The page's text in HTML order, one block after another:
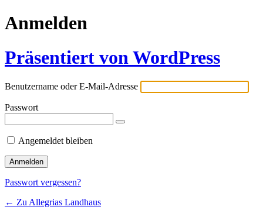
Anmelden
Präsentiert von WordPress
Benutzername oder E-Mail-Adresse
Passwort
Angemeldet bleiben
Passwort vergessen?
← Zu Allegrias Landhaus